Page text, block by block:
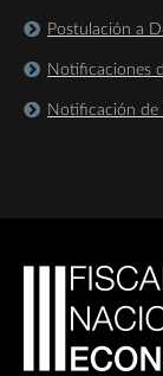
Postulación a
Notificaciones
Notificación de